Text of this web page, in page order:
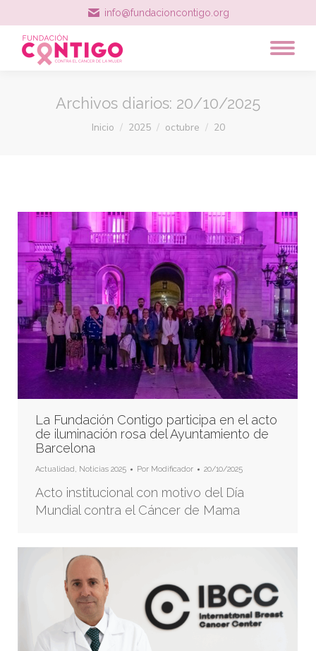
info@fundacioncontigo.org
Archivos diarios: 20/10/2025
Estás aquí:
Inicio 2025 octubre 20
La Fundación Contigo participa en el acto
de iluminación rosa del Ayuntamiento de
Barcelona
Actualidad, Noticias 2025 Por Modificador 20/10/2025
Acto institucional con motivo del Día
Mundial contra el Cáncer de Mama